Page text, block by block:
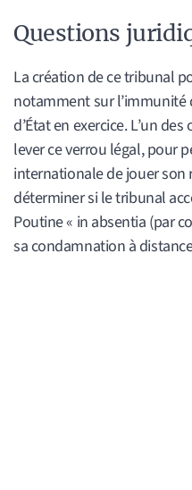
Questions
La création de ce tribunal
notamment sur l’immunité
d’État en exercice. L’un
lever ce verrou légal, pour
internationale de jouer son
déterminer si le tribunal
Poutine « in absentia (par
sa condamnation à